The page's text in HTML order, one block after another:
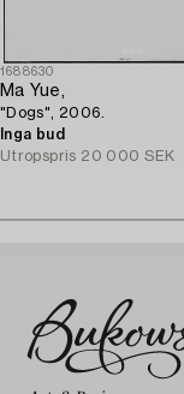
1688630
Ma Yue,
"Dogs", 2006.
Inga bud
Utropspris 20 000 SEK